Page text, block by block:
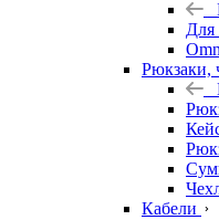
Для
Рюкзаки,
Кабели